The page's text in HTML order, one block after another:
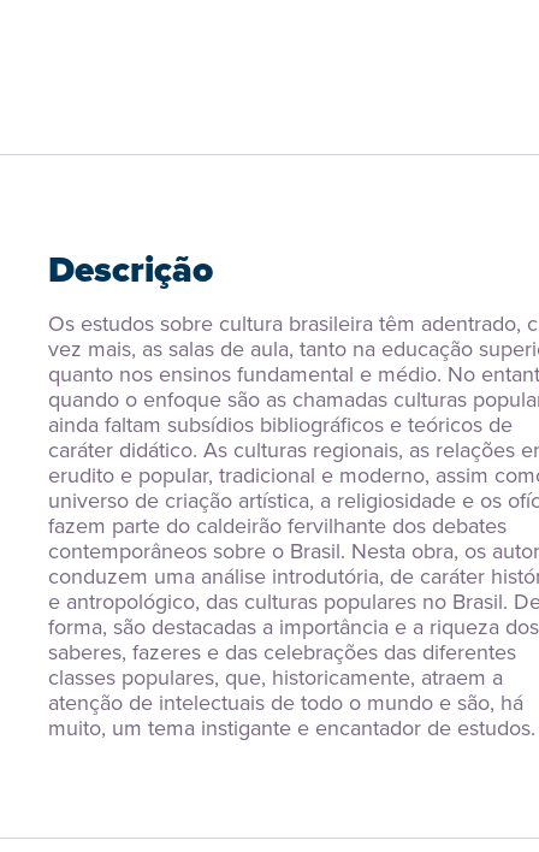
Descrição
Os estudos sobre cultura brasileira têm adentrado,
vez mais, as salas de aula, tanto na educação
quanto nos ensinos fundamental e médio. No
quando o enfoque são as chamadas culturas
ainda faltam subsídios bibliográficos e teóricos de
caráter didático. As culturas regionais, as relações
erudito e popular, tradicional e moderno, assim
universo de criação artística, a religiosidade e os
fazem parte do caldeirão fervilhante dos debates
contemporâneos sobre o Brasil. Nesta obra, os
conduzem uma análise introdutória, de caráter
e antropológico, das culturas populares no Brasil.
forma, são destacadas a importância e a riqueza dos
saberes, fazeres e das celebrações das diferentes
classes populares, que, historicamente, atraem a
atenção de intelectuais de todo o mundo e são, há
muito, um tema instigante e encantador de estudos.